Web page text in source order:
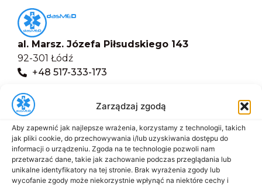
Zarządzaj zgodą
Aby zapewnić jak najlepsze wrażenia, korzystamy z technologii, takich
jak pliki cookie, do przechowywania i/lub uzyskiwania dostępu do
informacji o urządzeniu. Zgoda na te technologie pozwoli nam
przetwarzać dane, takie jak zachowanie podczas przeglądania lub
unikalne identyfikatory na tej stronie. Brak wyrażenia zgody lub
wycofanie zgody może niekorzystnie wpłynąć na niektóre cechy i
al. Marsz. Józefa Piłsudskiego 143
92-301 Łódź
+48 517-333-173
Menu
Start
O nas
Oferta